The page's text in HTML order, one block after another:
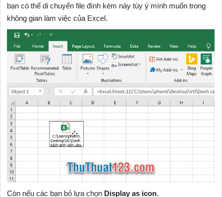
bạn có thể di chuyển file đính kèm này tùy ý mình muốn trong
không gian làm việc của Excel.
Còn nếu các bạn bỏ lựa chọn Display as icon.